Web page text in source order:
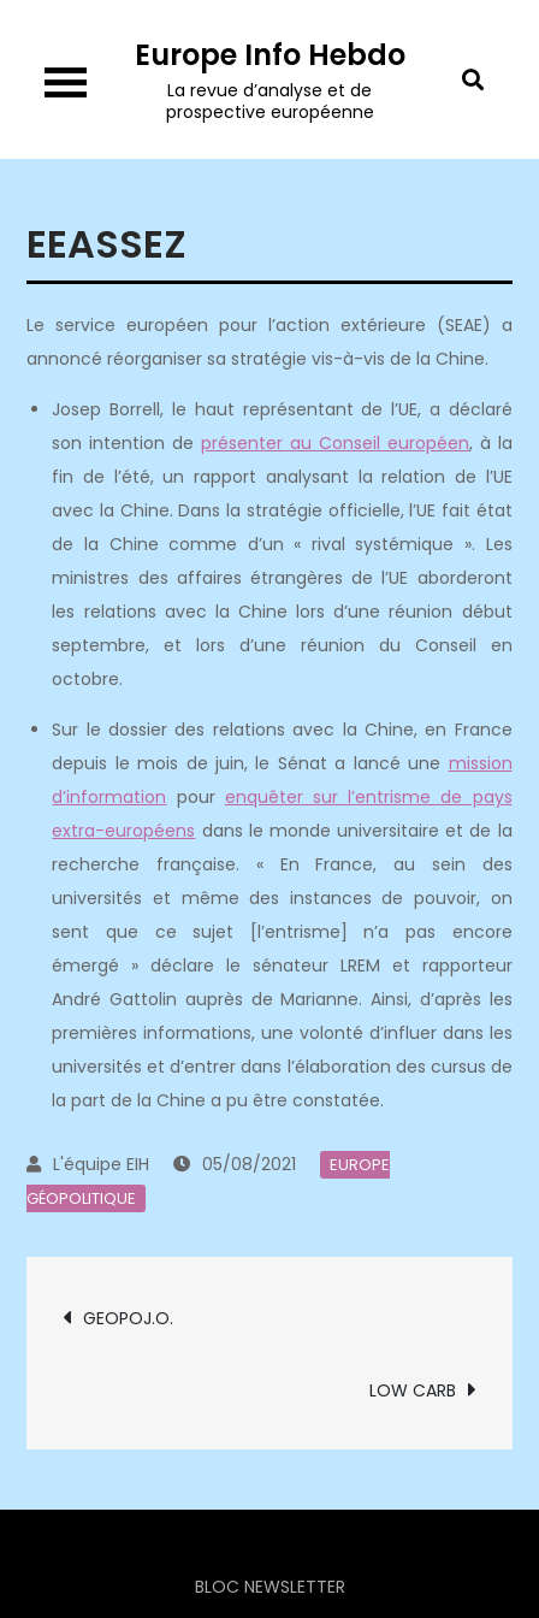
content
Europe Info Hebdo
La revue d’analyse et de
prospective européenne
EEASSEZ
Le service européen pour l’action extérieure (SEAE) a
annoncé réorganiser sa stratégie vis-à-vis de la Chine.
Josep Borrell, le haut représentant de l’UE, a déclaré
son intention deprésenter au Conseil européen, à la
fin de l’été, un rapport analysant la relation de l’UE
avec la Chine. Dans la stratégie officielle, l’UE fait état
de la Chine comme d’un « rival systémique ». Les
ministres des affaires étrangères de l’UE aborderont
les relations avec la Chine lors d’une réunion début
septembre, et lors d’une réunion du Conseil en
octobre.
Sur le dossier des relations avec la Chine, en France
depuis le mois de juin, le Sénat a lancé une mission
d’information pour enquêter sur l’entrisme de pays
extra-européens dans le monde universitaire et de la
recherche française. « En France, au sein des
universités et même des instances de pouvoir, on
sent que ce sujet [l’entrisme] n’a pas encore
émergé » déclare le sénateur LREM et rapporteur
André Gattolin auprès de Marianne. Ainsi, d’après les
premières informations, une volonté d’influer dans les
universités et d’entrer dans l’élaboration des cursus de
la part de la Chine a pu être constatée.
05/08/2021
EUROPE
GÉOPOLITIQUE
Navigation
l’article
GEOPOJ.O.
LOW CARB
BLOC NEWSLETTER